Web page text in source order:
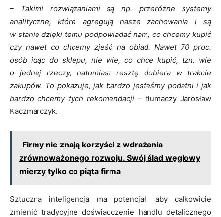
– Takimi rozwiązaniami są np. przeróżne systemy
analityczne, które agregują nasze zachowania i są
w stanie dzięki temu podpowiadać nam, co chcemy kupić
czy nawet co chcemy zjeść na obiad. Nawet 70 proc.
osób idąc do sklepu, nie wie, co chce kupić, tzn. wie
o jednej rzeczy, natomiast resztę dobiera w trakcie
zakupów. To pokazuje, jak bardzo jesteśmy podatni i jak
bardzo chcemy tych rekomendacji – tłumaczy Jarosław
Kaczmarczyk.
Firmy nie znają korzyści z wdrażania
zrównoważonego rozwoju. Swój ślad węglowy
mierzy tylko co piąta firma
Sztuczna inteligencja ma potencjał, aby całkowicie
zmienić tradycyjne doświadczenie handlu detalicznego